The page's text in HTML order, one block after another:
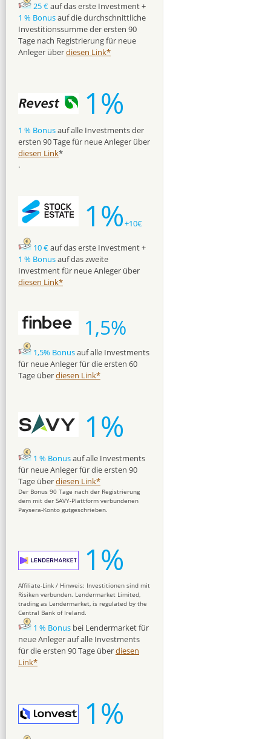
25 €auf das erste Investment +
1 % Bonusauf die durchschnittliche
Investitionssumme der ersten 90
Tage nach Registrierung für neue
Anleger überdiesen Link*
1%
1 % Bonusauf alle Investments der
ersten 90 Tage für neue Anleger über
diesen Link*
.
1%+10€
10 €auf das erste Investment +
1 % Bonusauf das zweite
Investment für neue Anleger über
diesen Link*
1,5%
1,5% Bonusauf alle Investments
für neue Anleger für die ersten 60
Tage überdiesen Link*
1%
1 % Bonusauf alle Investments
für neue Anleger für die ersten 90
Tage überdiesen Link*
Der Bonus 90 Tage nach der Registrierung
dem mit der SAVY-Plattform verbundenen
Paysera-Konto gutgeschrieben.
1%
Affiliate-Link / Hinweis: Investitionen sind mit
Risiken verbunden. Lendermarket Limited,
trading as Lendermarket, is regulated by the
Central Bank of Ireland.
1 % Bonus bei Lendermarket für
neue Anleger auf alle Investments
für die ersten 90 Tage überdiesen
Link*
1%